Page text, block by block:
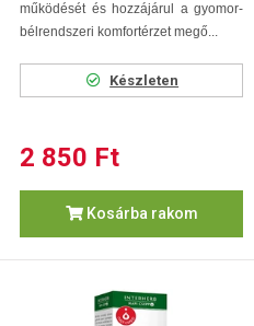
működését és hozzájárul a gyomor-
bélrendszeri komfortérzet megő...
Készleten
2 850 Ft
Kosárba rakom